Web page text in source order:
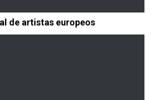
de artistas europeos